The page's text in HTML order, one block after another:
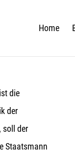
Home
die
der
soll der
Staatsmann